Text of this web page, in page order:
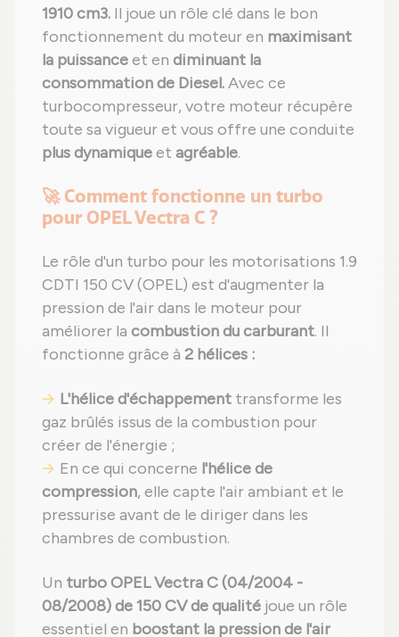
1910 cm3. Il joue un rôle clé dans le bon
fonctionnement du moteur en maximisant
la puissanceet en diminuant la
consommation de Diesel.Avec ce
turbocompresseur, votre moteur récupère
toute sa vigueur et vous offre une conduite
plus dynamiqueet agréable.
🚀 Comment fonctionne un turbo
pour OPEL Vectra C ?
Le rôle d'un turbo pour les motorisations 1.9
CDTI 150 CV (OPEL) est d'augmenter la
pression de l'air dans le moteur pour
améliorer la combustion du carburant. Il
fonctionne grâce à 2 hélices :
L'hélice d'échappement transforme les
gaz brûlés issus de la combustion pour
créer de l'énergie ;
En ce qui concerne l'hélice de
compression, elle capte l'air ambiant et le
pressurise avant de le diriger dans les
chambres de combustion.
Un turbo OPEL Vectra C (04/2004 -
08/2008) de 150 CV de qualité joue un rôle
essentiel en boostant la pression de l'air